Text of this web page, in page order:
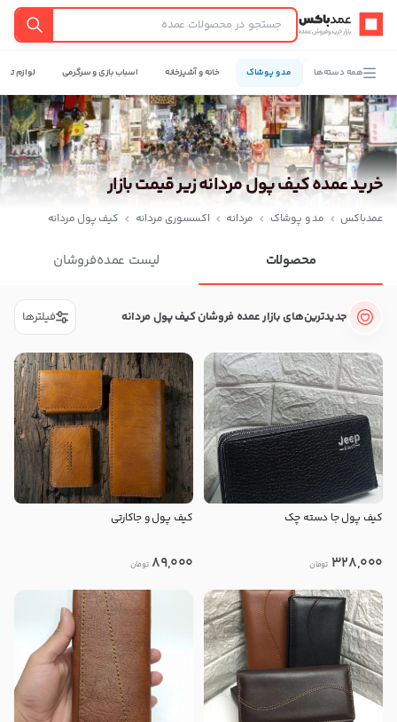
عمدباکس — بازگشت به صفحه اصلی
جستجو
همه دسته‌ها مد و پوشاک خانه و آشپزخانه اسباب بازی و سرگرمی لوازم
خرید عمده کیف پول مردانه زیر قیمت بازار
عمدباکس مد و پوشاک مردانه اکسسوری مردانه کیف پول مردانه
محصولات لیست عمده‌فروشان
جدیدترین‌های بازار عمده فروشان کیف پول مردانه فیلترها
کیف پول جا دسته چک
328,000 تومان
کیف پول و جاکارتی
89,000 تومان